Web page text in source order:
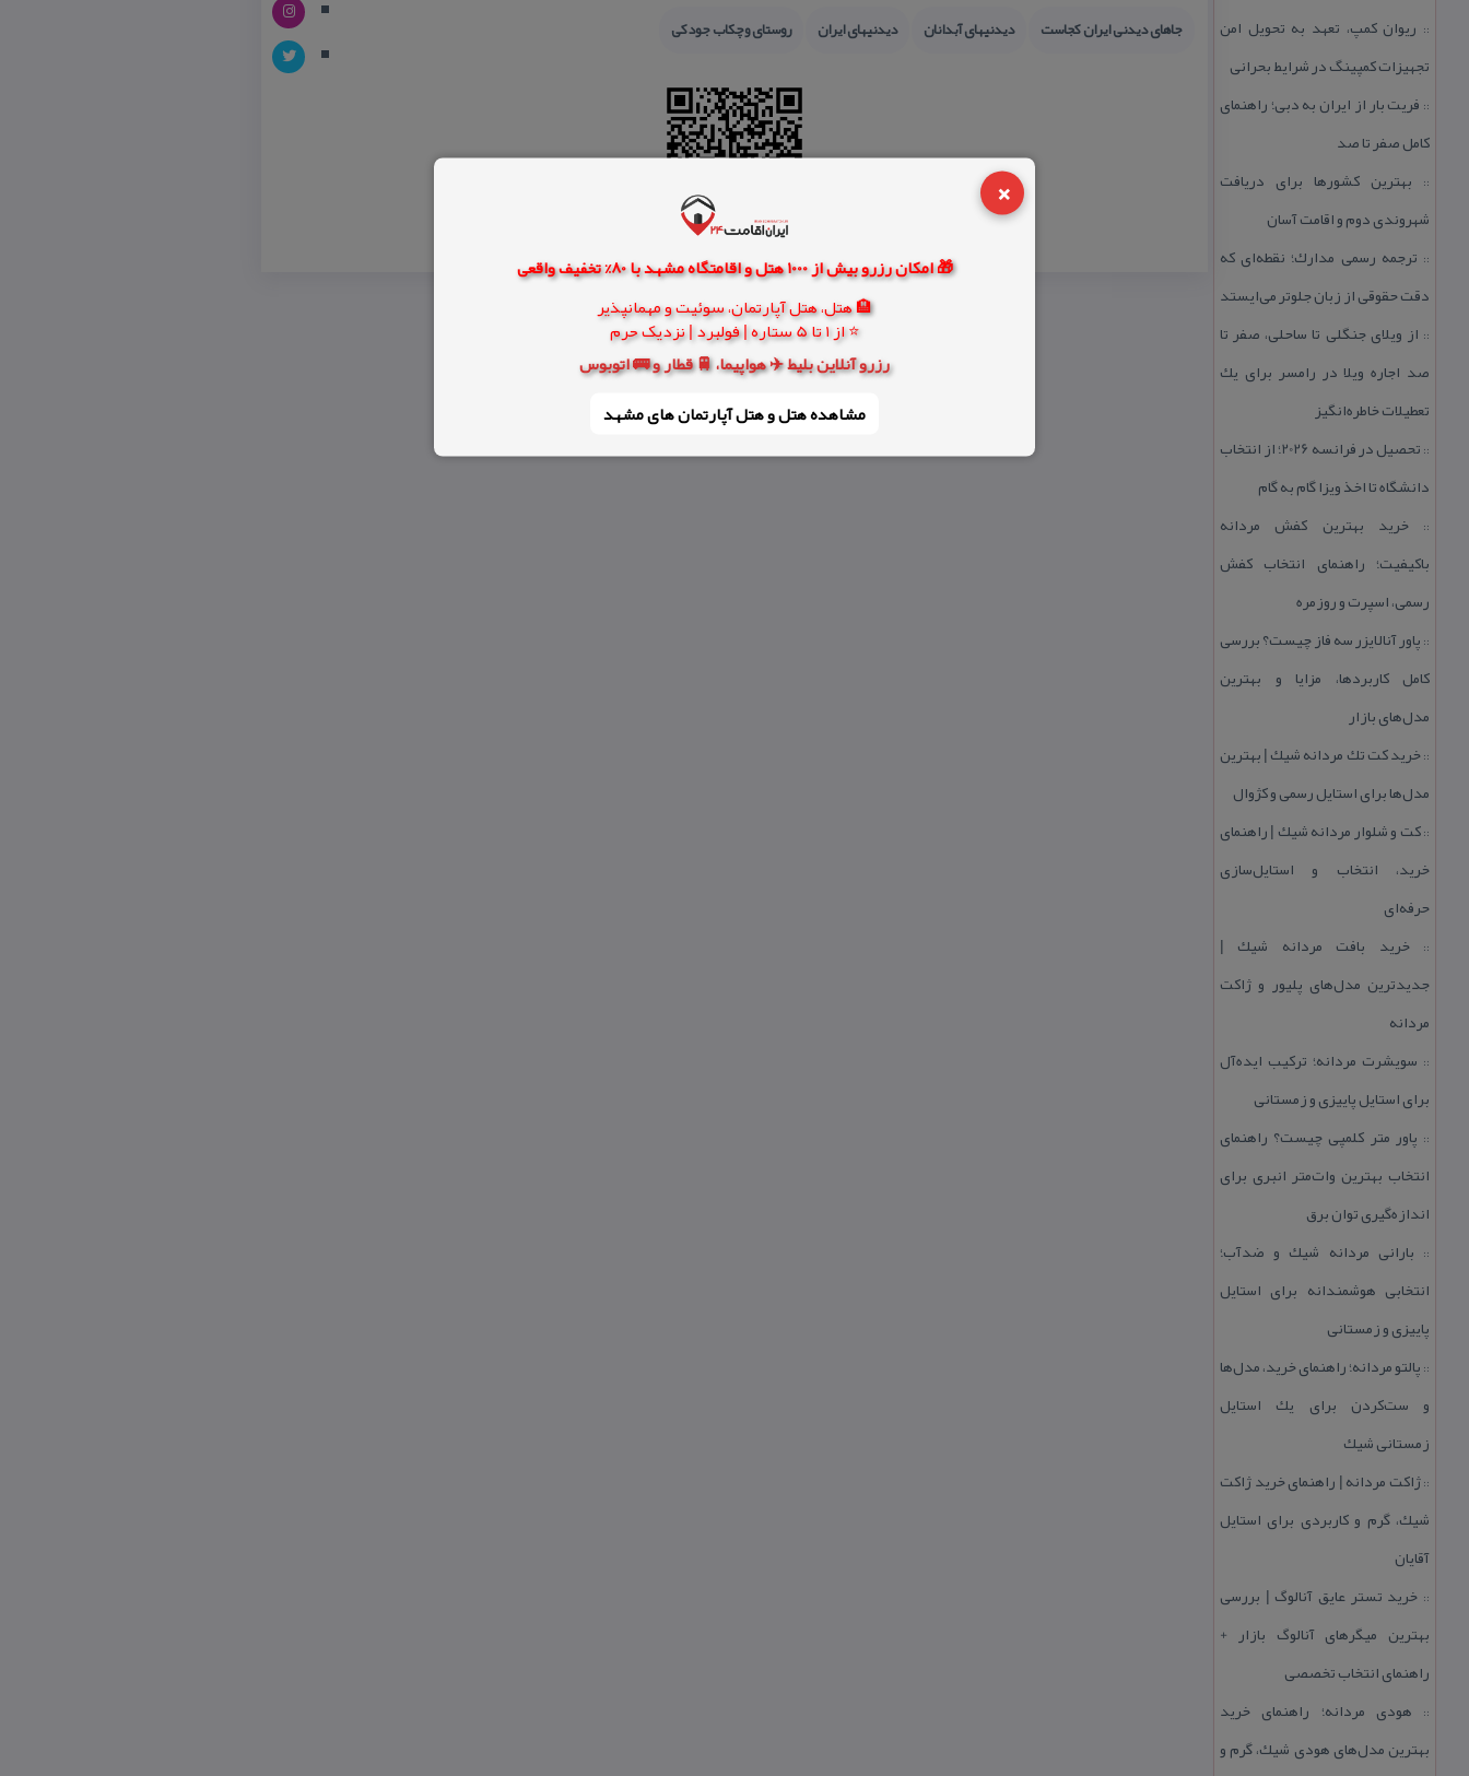
×
🎁 امکان رزرو بیش از 1000 هتل و اقامتگاه مشهد با 80% تخفیف واقعی
🏨 هتل، هتل آپارتمان، سوئیت و مهمانپذیر
⭐ از 1 تا 5 ستاره | فولبرد | نزدیک حرم
رزرو آنلاین بلیط ✈️ هواپیما، 🚆 قطار و 🚌 اتوبوس
مشاهده هتل و هتل‌ آپارتمان های مشهد
:: ریوان كمپ، تعهد به تحویل امن
تجهیزات كمپینگ در شرایط بحرانی
:: فریت بار از ایران به دبی؛ راهنمای
كامل صفر تا صد
:: بهترین كشورها برای دریافت
شهروندی دوم و اقامت آسان
:: ترجمه رسمی مدارك؛ نقطه‌ای كه
دقت حقوقی از زبان جلوتر می‌ایستد
:: از ویلای جنگلی تا ساحلی، صفر تا
صد اجاره ویلا در رامسر برای یك
تعطیلات خاطره‌انگیز
::
تحصیل در فرانسه 2026؛ از انتخاب
دانشگاه تا اخذ ویزا گام به گام
::خرید بهترین كفش مردانه
باكیفیت؛ راهنمای انتخاب كفش
رسمی، اسپرت و روزمره
:: پاور آنالایزر سه فاز چیست؟ بررسی
كامل كاربردها، مزایا و بهترین
مدل‌های بازار
::خرید كت تك مردانه شیك | بهترین
مدل‌ها برای استایل رسمی و كژوال
::كت و شلوار مردانه شیك | راهنمای
خرید، انتخاب و استایل‌سازی
حرفه‌ای
::خرید بافت مردانه شیك |
جدیدترین مدل‌های پلیور و ژاكت
مردانه
:: سویشرت مردانه؛ تركیب ایده‌آل
برای استایل پاییزی و زمستانی
:: پاور متر كلمپی چیست؟ راهنمای
انتخاب بهترین وات‌متر انبری برای
اندازه‌گیری توان برق
:: بارانی مردانه شیك و ضدآب؛
انتخابی هوشمندانه برای استایل
پاییزی و زمستانی
:: پالتو مردانه؛ راهنمای خرید، مدل‌ها
و ست‌كردن برای یك استایل
زمستانی شیك
::ژاكت مردانه | راهنمای خرید ژاكت
شیك، گرم و كاربردی برای استایل
آقایان
:: خرید تستر عایق آنالوگ | بررسی
بهترین میگرهای آنالوگ بازار +
راهنمای انتخاب تخصصی
:: هودی مردانه؛ راهنمای خرید
بهترین مدل‌های هودی شیك، گرم و
جاهای دیدنی ایران كجاست دیدنیهای آبدانان دیدنیهای ایران روستای وچكاب جودكی